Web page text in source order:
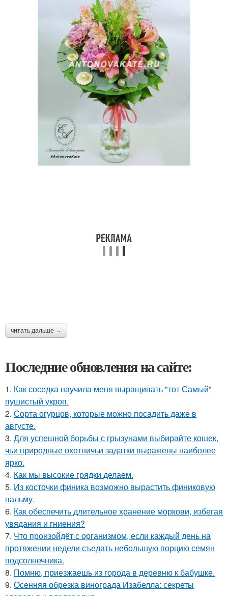
читать дальше →
Последние обновления на сайте:
1. Как соседка научила меня выращивать "тот Самый"
пушистый укроп.
2. Сорта огурцов, которые можно посадить даже в
августе.
3. Для успешной борьбы с грызунами выбирайте кошек,
чьи природные охотничьи задатки выражены наиболее
ярко.
4. Как мы высокие грядки делаем.
5. Из косточки финика возможно вырастить финиковую
пальму.
6. Как обеспечить длительное хранение моркови, избегая
увядания и гниения?
7. Что произойдёт с организмом, если каждый день на
протяжении недели съедать небольшую порцию семян
подсолнечника.
8. Помню, приезжаешь из города в деревню к бабушке.
9. Осенняя обрезка винограда Изабелла: секреты